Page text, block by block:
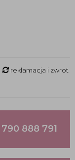
reklamacja i zwrot
888 791